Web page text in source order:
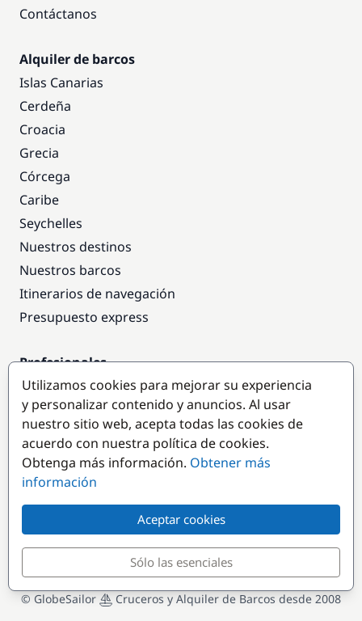
Contáctanos
Alquiler de barcos
Islas Canarias
Cerdeña
Croacia
Grecia
Córcega
Caribe
Seychelles
Nuestros destinos
Nuestros barcos
Itinerarios de navegación
Presupuesto express
Profesionales
Acceso empresas
Colaborar como empresa
Destinos populares
© GlobeSailor Cruceros y Alquiler de Barcos desde 2008
Utilizamos cookies para mejorar su experiencia
y personalizar contenido y anuncios. Al usar
nuestro sitio web, acepta todas las cookies de
acuerdo con nuestra política de cookies.
Obtenga más información. Obtener más
información
Aceptar cookies
Sólo las esenciales